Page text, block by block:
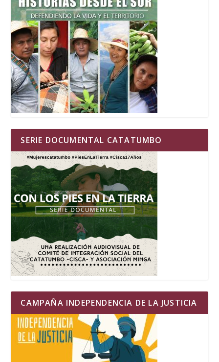
SERIE DOCUMENTAL CATATUMBO
CAMPAÑA INDEPENDENCIA DE LA JUSTICIA